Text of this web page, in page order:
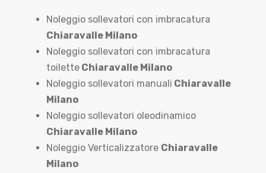
Noleggio sollevatori con imbracatura
Chiaravalle Milano
Noleggio sollevatori con imbracatura
toilette Chiaravalle Milano
Noleggio sollevatori manuali Chiaravalle
Milano
Noleggio sollevatori oleodinamico
Chiaravalle Milano
Noleggio Verticalizzatore Chiaravalle
Milano